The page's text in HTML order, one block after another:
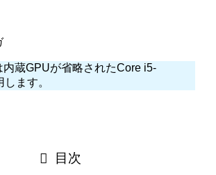
内蔵GPUが省略されたCore i5-
ます。
目次